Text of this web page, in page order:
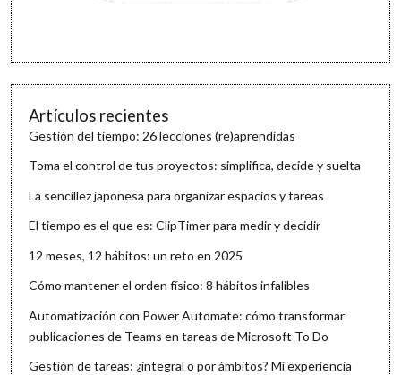
Artículos recientes
Gestión del tiempo: 26 lecciones (re)aprendidas
Toma el control de tus proyectos: simplifica, decide y suelta
La sencillez japonesa para organizar espacios y tareas
El tiempo es el que es: ClipTimer para medir y decidir
12 meses, 12 hábitos: un reto en 2025
Cómo mantener el orden físico: 8 hábitos infalibles
Automatización con Power Automate: cómo transformar
publicaciones de Teams en tareas de Microsoft To Do
Gestión de tareas: ¿integral o por ámbitos? Mi experiencia